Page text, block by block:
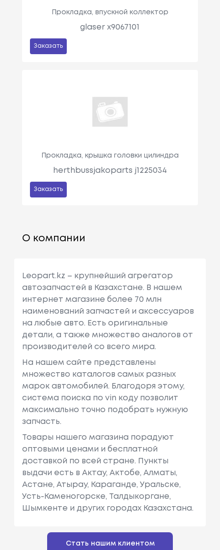
Прокладка, впускной коллектор
glaser x9067101
Заказать
Прокладка, крышка головки цилиндра
herthbussjakoparts j1225034
Заказать
О компании
Leopart.kz – крупнейший агрегатор
автозапчастей в Казахстане. В нашем
интернет магазине более 70 млн
наименований запчастей и аксессуаров
на любые авто. Есть оригинальные
детали, а также множество аналогов от
производителей со всего мира.
На нашем сайте представлены
множество каталогов самых разных
марок автомобилей. Благодоря этому,
система поиска по vin коду позволит
максимально точно подобрать нужную
запчасть.
Товары нашего магазина порадуют
оптовыми ценами и бесплатной
доставкой по всей стране. Пункты
выдачи есть в Актау, Актобе, Алматы,
Астане, Атырау, Караганде, Уральске,
Усть-Каменогорске, Талдыкоргане,
Шымкенте и других городах Казахстана.
Стать нашим клиентом